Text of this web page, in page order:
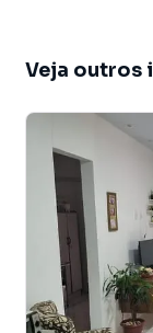
Veja outros